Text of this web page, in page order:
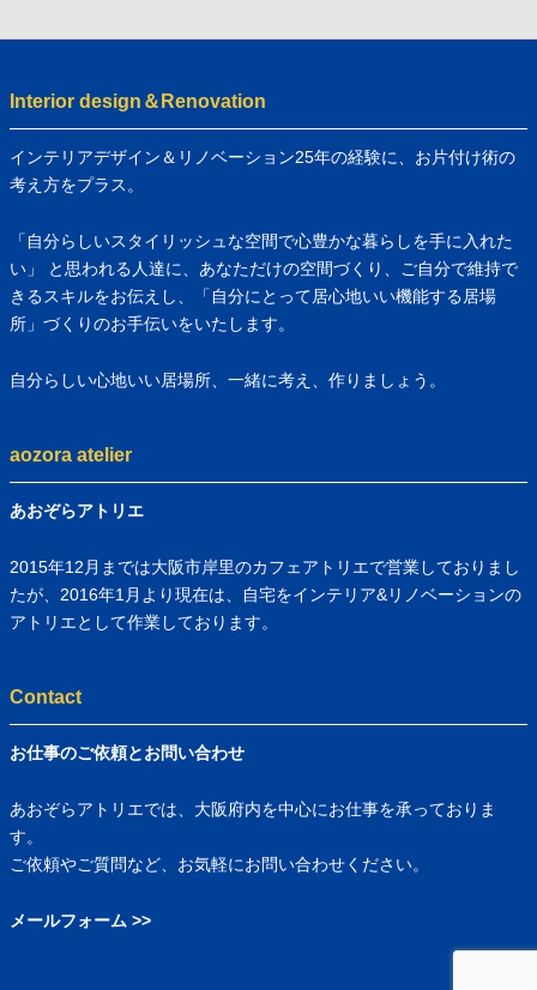
Interior design＆Renovation
インテリアデザイン＆リノベーション25年の経験に、お片付け術の
考え方をプラス。
「自分らしいスタイリッシュな空間で心豊かな暮らしを手に入れた
い」 と思われる人達に、あなただけの空間づくり、ご自分で維持で
きるスキルをお伝えし、「自分にとって居心地いい機能する居場
所」づくりのお手伝いをいたします。
自分らしい心地いい居場所、一緒に考え、作りましょう。
aozora atelier
あおぞらアトリエ
2015年12月までは大阪市岸里のカフェアトリエで営業しておりまし
たが、2016年1月より現在は、自宅をインテリア&リノベーションの
アトリエとして作業しております。
Contact
お仕事のご依頼とお問い合わせ
あおぞらアトリエでは、大阪府内を中心にお仕事を承っておりま
す。
ご依頼やご質問など、お気軽にお問い合わせください。
メールフォーム >>